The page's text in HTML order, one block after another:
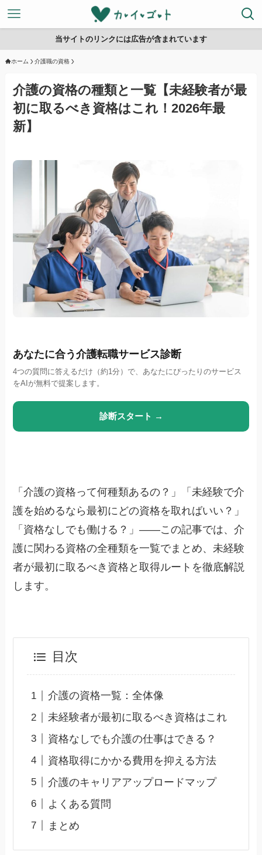
当サイトのリンクには広告が含まれています
ホーム 介護職の資格
介護の資格の種類と一覧【未経験者が最
初に取るべき資格はこれ！2026年最
新】
あなたに合う介護転職サービス診断
4つの質問に答えるだけ（約1分）で、あなたにぴったりのサービス
をAIが無料で提案します。
診断スタート →
「介護の資格って何種類あるの？」「未経験で介
護を始めるなら最初にどの資格を取ればいい？」
「資格なしでも働ける？」——この記事では、介
護に関わる資格の全種類を一覧でまとめ、未経験
者が最初に取るべき資格と取得ルートを徹底解説
します。
目次
介護の資格一覧：全体像
未経験者が最初に取るべき資格はこれ
資格なしでも介護の仕事はできる？
資格取得にかかる費用を抑える方法
介護のキャリアアップロードマップ
よくある質問
まとめ